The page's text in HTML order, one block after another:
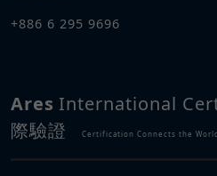
+886 6 295 9696
Ares International
際驗證
Certification Connects the